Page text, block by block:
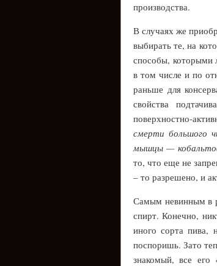
производства.
В случаях же
выбирать те, на
способы, которыми
в том числе и по
раньше для
свойства
поверхностно-
смерти большого
мышцы —
то, что еще не
– то разрешено, и
Самым невинным в
спирт. Конечно,
иного сорта пива,
поспоришь. Зато
знакомый, все его